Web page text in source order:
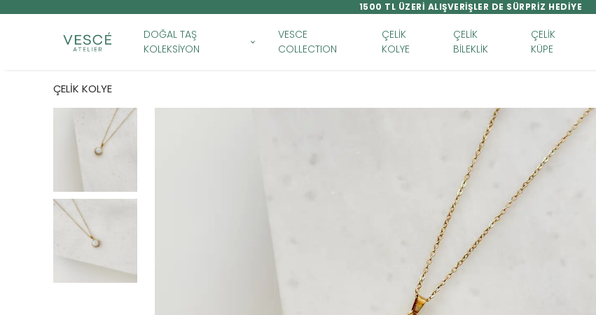
1500 TL ÜZERİ ALIŞVERİŞLER DE SÜRPRİZ HEDİYE
DOĞAL TAŞ
KOLEKSİYON
VESCE
COLLECTION
ÇELİK
KOLYE
ÇELİK
BİLEKLİK
ÇELİK
KÜPE
ÇELİK KOLYE